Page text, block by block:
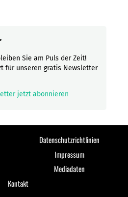
Sie am Puls der Zeit!
für unseren gratis Newsletter
jetzt abonnieren
Datenschutzrichtlinien
Impressum
Mediadaten
Kontakt